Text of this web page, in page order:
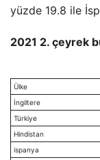
yüzde 19.8 ile
2021 2. çeyrek
Ülke
İngiltere
Türkiye
Hindistan
ispanya